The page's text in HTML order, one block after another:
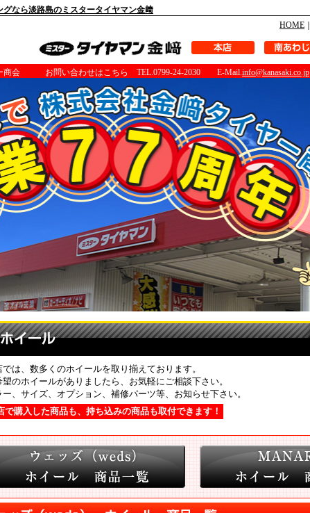
なら淡路島のミスタータイヤマン金﨑
ー商会 お問い合わせはこちら TEL.0799-24-2030 E-Mail.info@kanasaki.co.jp
HOME
では、数多くのホイールを取り揃えております。
望のホイールがありましたら、お気軽にご相談下さい。
ー、サイズ、オプション、補修パーツ等、お知らせ下さい。
で購入した商品も、持ち込みの商品も取付できます！